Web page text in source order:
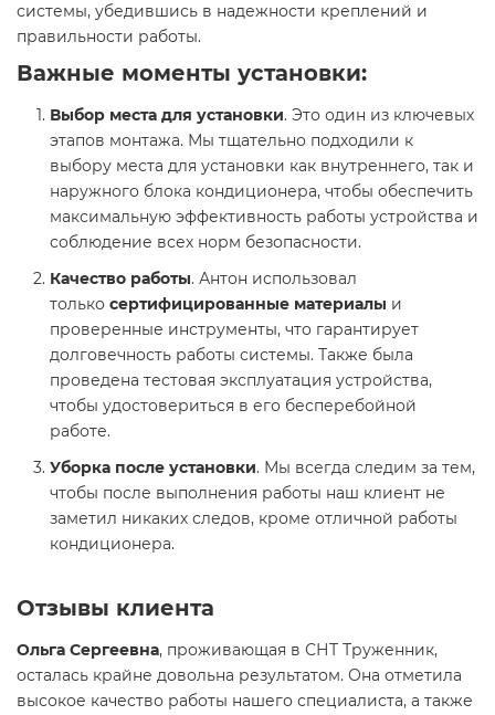
системы, убедившись в надежности креплений и
правильности работы.
Важные моменты установки:
Выбор места для установки. Это один из ключевых
этапов монтажа. Мы тщательно подходили к
выбору места для установки как внутреннего, так и
наружного блока кондиционера, чтобы обеспечить
максимальную эффективность работы устройства и
соблюдение всех норм безопасности.
Качество работы. Антон использовал
только сертифицированные материалы и
проверенные инструменты, что гарантирует
долговечность работы системы. Также была
проведена тестовая эксплуатация устройства,
чтобы удостовериться в его бесперебойной
работе.
Уборка после установки. Мы всегда следим за тем,
чтобы после выполнения работы наш клиент не
заметил никаких следов, кроме отличной работы
кондиционера.
Отзывы клиента
Ольга Сергеевна, проживающая в СНТ Труженник,
осталась крайне довольна результатом. Она отметила
высокое качество работы нашего специалиста, а также